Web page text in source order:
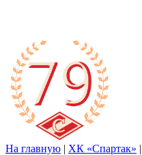
На главную | ХК «Спартак» |